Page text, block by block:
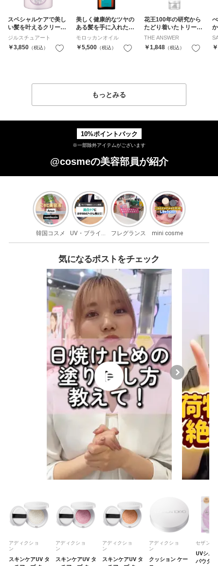
スペシャルケアで美し
い髪を叶えるクリーム
シャンプー。
ジルスチュアート
￥3,850 （税込） お気に入り
美しく健康的なツヤの
ある髪を手に入れたい
すべての方に！
モロッカンオイル
￥5,500 （税込） お気に入り
花王100年の研究から
たどり着いたトリート
メント
THE ANSWER
￥1,848 （税込）
もっとみる
10%ポイントバック
※一部除外アイテムがございます
@cosmeの美容部員が紹介
韓国コスメ UV・ブライトニング フレグランス mini cosme
気になるポストをチェック
アディクショ
ン
スキンケアUV タ
アディクショ
ン
スキンケアUV タ
アディクショ
ン
スキンケアUV タ
アディクショ
ン
クッション ケー
セザンヌ
UVシル
パウダー